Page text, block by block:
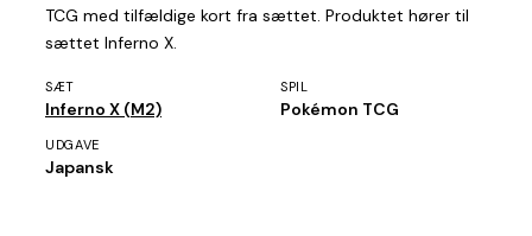
TCG med tilfældige kort fra sættet. Produktet hører til
sættet Inferno X.
SÆT
Inferno X (M2)
SPIL
Pokémon TCG
UDGAVE
Japansk